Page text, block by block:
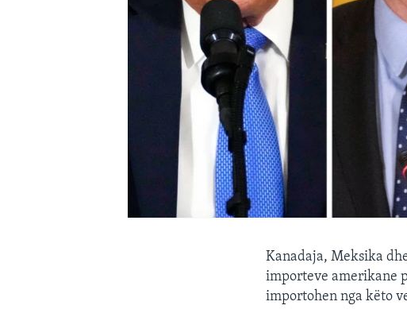
Kanadaja, Meksika
importeve amerikane
importohen nga këto